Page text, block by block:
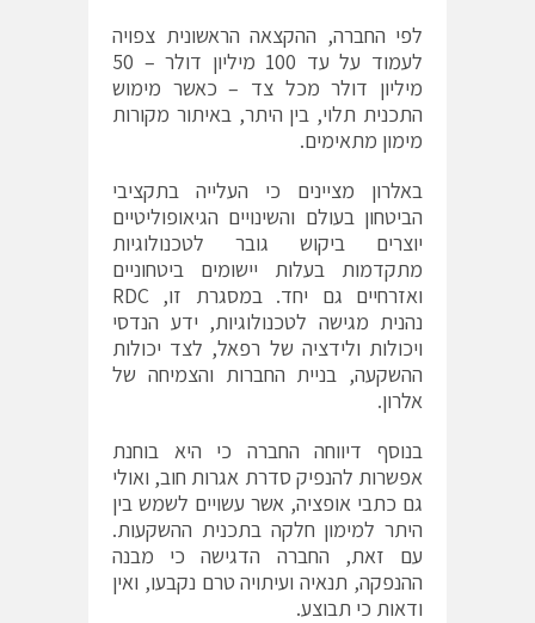
לפי החברה, ההקצאה הראשונית צפויה
לעמוד על עד 100 מיליון דולר – 50
מיליון דולר מכל צד – כאשר מימוש
התכנית תלוי, בין היתר, באיתור מקורות
מימון מתאימים.
באלרון מציינים כי העלייה בתקציבי
הביטחון בעולם והשינויים הגיאופוליטיים
יוצרים ביקוש גובר לטכנולוגיות
מתקדמות בעלות יישומים ביטחוניים
ואזרחיים גם יחד. במסגרת זו, RDC
נהנית מגישה לטכנולוגיות, ידע הנדסי
ויכולות ולידציה של רפאל, לצד יכולות
ההשקעה, בניית החברות והצמיחה של
אלרון.
בנוסף דיווחה החברה כי היא בוחנת
אפשרות להנפיק סדרת אגרות חוב, ואולי
גם כתבי אופציה, אשר עשויים לשמש בין
היתר למימון חלקה בתכנית ההשקעות.
עם זאת, החברה הדגישה כי מבנה
ההנפקה, תנאיה ועיתויה טרם נקבעו, ואין
ודאות כי תבוצע.